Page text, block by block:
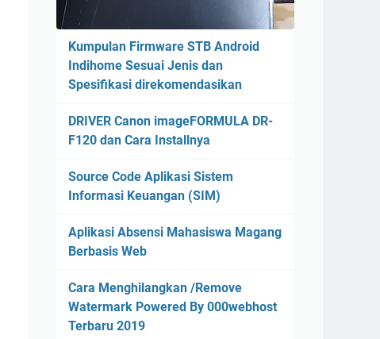
Kumpulan Firmware STB Android
Indihome Sesuai Jenis dan
Spesifikasi direkomendasikan
DRIVER Canon imageFORMULA DR-
F120 dan Cara Installnya
Source Code Aplikasi Sistem
Informasi Keuangan (SIM)
Aplikasi Absensi Mahasiswa Magang
Berbasis Web
Cara Menghilangkan /Remove
Watermark Powered By 000webhost
Terbaru 2019